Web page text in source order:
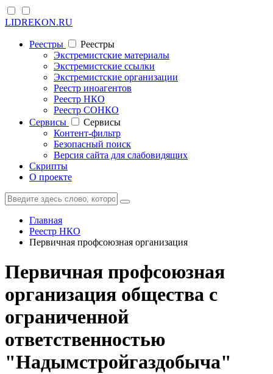
LIDREKON.RU
Реестры
Реестры
Экстремистские материалы
Экстремистские ссылки
Экстремистские организации
Реестр иноагентов
Реестр НКО
Реестр СОНКО
Cервисы
Cервисы
Контент-фильтр
Безопасный поиск
Версия сайта для слабовидящих
Скрипты
О проекте
Главная
Реестр НКО
Первичная профсоюзная организация
Первичная профсоюзная
организация общества с
ограниченной
ответственностью
"Надымстройгаздобыча"